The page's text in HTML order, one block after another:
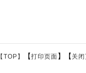
【TOP】 【打印页面 】【 关